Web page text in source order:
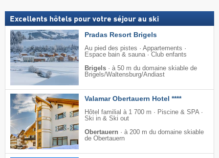
Excellents hôtels pour votre séjour au ski
Pradas Resort Brigels
Au pied des pistes · Appartements ·
Espace bain & sauna · Club enfants
Brigels · à 50 m du domaine skiable de
Brigels/​Waltensburg/​Andiast
Valamar Obertauern Hotel ****
Hôtel familial à 1 700 m · Piscine & SPA ·
Ski in & Ski out
Obertauern · à 200 m du domaine skiable
de Obertauern